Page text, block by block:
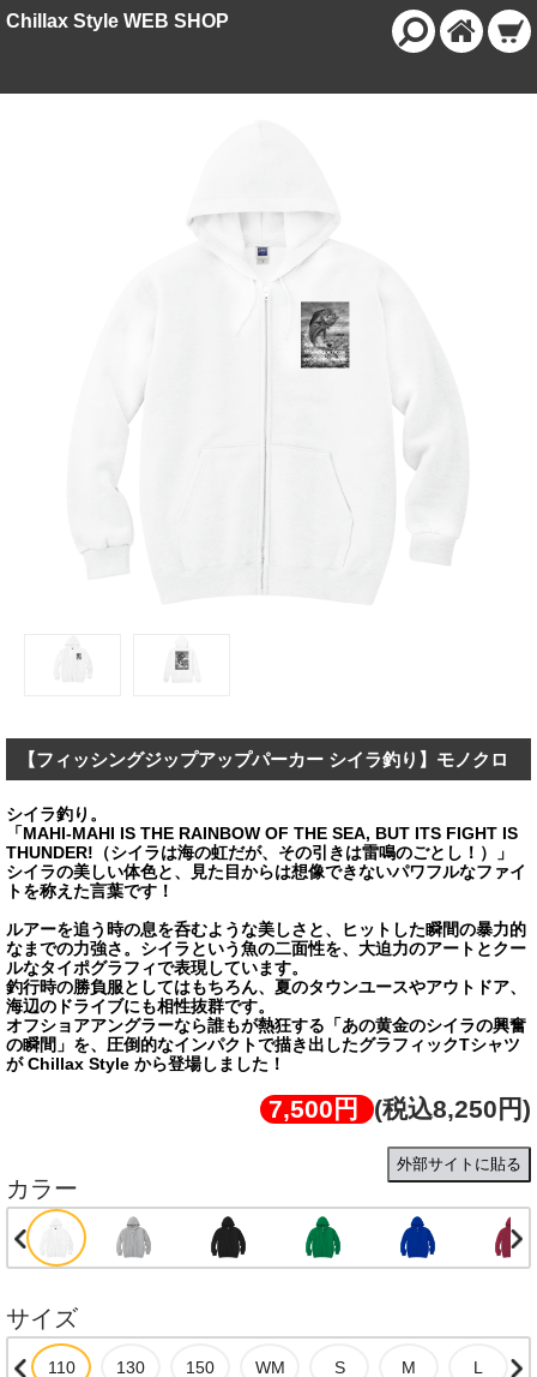
Chillax Style WEB SHOP
【フィッシングジップアップパーカー シイラ釣り】モノクロ
シイラ釣り。
「MAHI-MAHI IS THE RAINBOW OF THE SEA, BUT ITS FIGHT IS
THUNDER!（シイラは海の虹だが、その引きは雷鳴のごとし！）」
シイラの美しい体色と、見た目からは想像できないパワフルなファイ
トを称えた言葉です！
ルアーを追う時の息を呑むような美しさと、ヒットした瞬間の暴力的
なまでの力強さ。シイラという魚の二面性を、大迫力のアートとクー
ルなタイポグラフィで表現しています。
釣行時の勝負服としてはもちろん、夏のタウンユースやアウトドア、
海辺のドライブにも相性抜群です。
オフショアアングラーなら誰もが熱狂する「あの黄金のシイラの興奮
の瞬間」を、圧倒的なインパクトで描き出したグラフィックTシャツ
が Chillax Style から登場しました！
7,500円 (税込8,250円)
外部サイトに貼る
カラー
サイズ